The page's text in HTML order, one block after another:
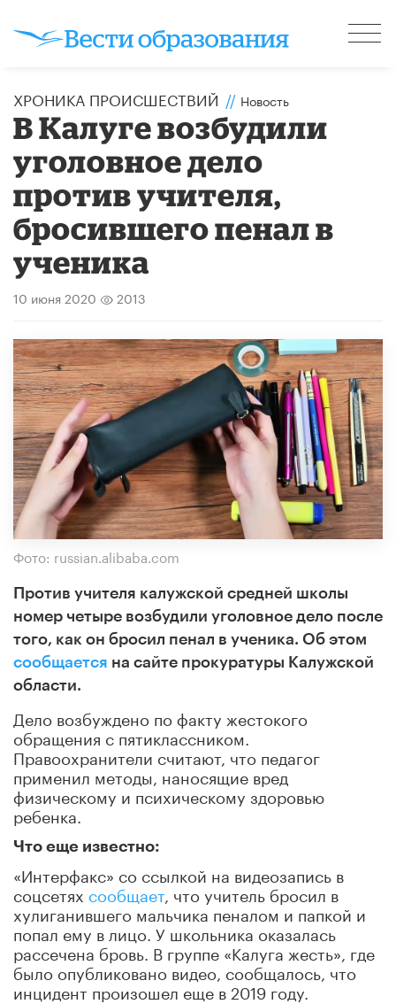
ХРОНИКА ПРОИСШЕСТВИЙ // Новость
В Калуге возбудили
уголовное дело
против учителя,
бросившего пенал в
ученика
10 июня 2020 2013
Фото: russian.alibaba.com
Против учителя калужской средней школы
номер четыре возбудили уголовное дело после
того, как он бросил пенал в ученика. Об этом
сообщается на сайте прокуратуры Калужской
области.
Дело возбуждено по факту жестокого
обращения с пятиклассником.
Правоохранители считают, что педагог
применил методы, наносящие вред
физическому и психическому здоровью
ребенка.
Что еще известно:
«Интерфакс» со ссылкой на видеозапись в
соцсетях сообщает, что учитель бросил в
хулиганившего мальчика пеналом и папкой и
попал ему в лицо. У школьника оказалась
рассечена бровь. В группе «Калуга жесть», где
было опубликовано видео, сообщалось, что
инцидент произошел еще в 2019 году.